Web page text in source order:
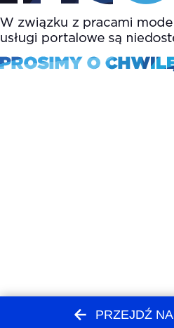
PRZEJDŹ NA